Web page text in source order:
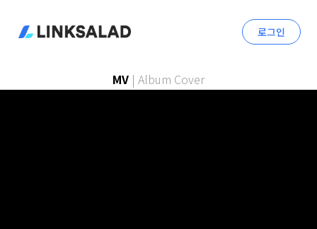
로그인
MV | Album Cover